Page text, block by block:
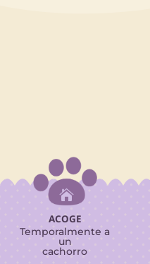

ACOGE
Temporalmente a
un
cachorro